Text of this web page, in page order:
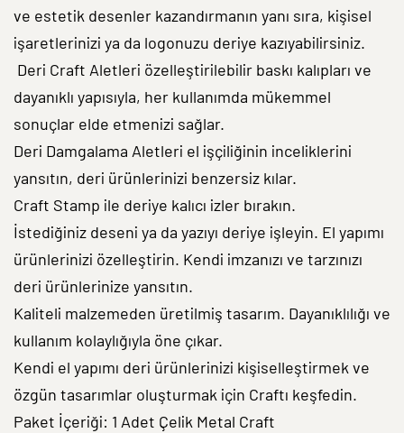
ve estetik desenler kazandırmanın yanı sıra, kişisel
işaretlerinizi ya da logonuzu deriye kazıyabilirsiniz.
Deri Craft Aletleri özelleştirilebilir baskı kalıpları ve
dayanıklı yapısıyla, her kullanımda mükemmel
sonuçlar elde etmenizi sağlar.
Deri Damgalama Aletleri el işçiliğinin inceliklerini
yansıtın, deri ürünlerinizi benzersiz kılar.
Craft Stamp ile deriye kalıcı izler bırakın.
İstediğiniz deseni ya da yazıyı deriye işleyin. El yapımı
ürünlerinizi özelleştirin. Kendi imzanızı ve tarzınızı
deri ürünlerinize yansıtın.
Kaliteli malzemeden üretilmiş tasarım. Dayanıklılığı ve
kullanım kolaylığıyla öne çıkar.
Kendi el yapımı deri ürünlerinizi kişiselleştirmek ve
özgün tasarımlar oluşturmak için Craftı keşfedin.
Paket İçeriği: 1 Adet Çelik Metal Craft